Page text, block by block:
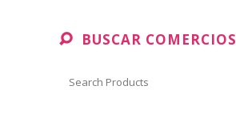
BUSCAR COMERCIOS